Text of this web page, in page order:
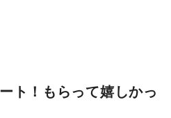
ト！もらって嬉しかっ